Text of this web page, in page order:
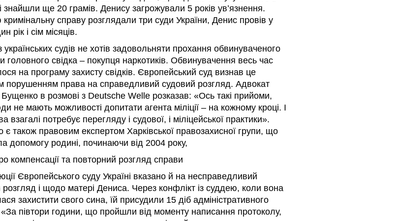
знайшли ще 20 грамів. Денису загрожували 5 років ув’язнення.
справу розглядали три суди України, Денис провів у
рік і сім місяців.
судів не хотів задовольняти прохання обвинуваченого
головного свідка – покупця наркотиків. Обвинувачення весь час
на програму захисту свідків. Європейський суд визнав це
порушенням права на справедливий судовий розгляд. Адвокат
Бущенко в розмові з Deutsche Welle розказав: «Ось такі прийоми,
не мають можливості допитати агента міліції – на кожному кроці. І
взагалі потребує перегляду і судової, і міліцейської практики».
є також правовим експертом Харківської правозахисної групи, що
допомогу родині, починаючи від 2004 року,
компенсації та повторний розгляд справи
Європейського суду Україні вказано й на несправедливий
розгляд і щодо матері Дениса. Через конфлікт із суддею, коли вона
захистити свого сина, їй присудили 15 діб адміністративного
півтори години, що пройшли від моменту написання протоколу,